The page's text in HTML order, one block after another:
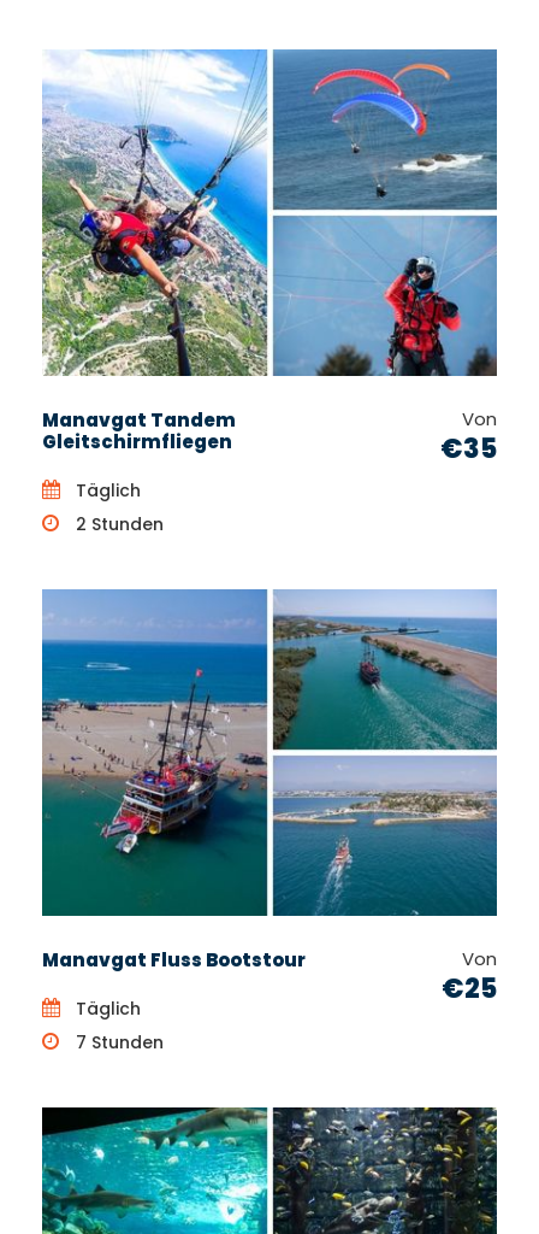
Manavgat Tandem
Gleitschirmfliegen
Von
€35
Täglich
2 Stunden
Manavgat Fluss Bootstour Von
€25
Täglich
7 Stunden